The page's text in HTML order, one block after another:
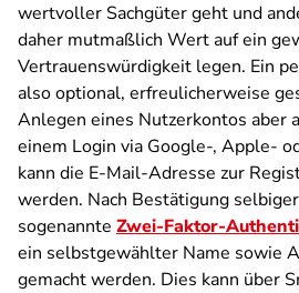
wertvoller Sachgüter geht und
daher mutmaßlich Wert auf ein
Vertrauenswürdigkeit legen. Ein
also optional, erfreulicherweise
Anlegen eines Nutzerkontos aber
einem Login via Google-, Apple-
kann die E-Mail-Adresse zur
werden. Nach Bestätigung
sogenannte Zwei-Faktor-
ein selbstgewählter Name sowie
gemacht werden. Dies kann über